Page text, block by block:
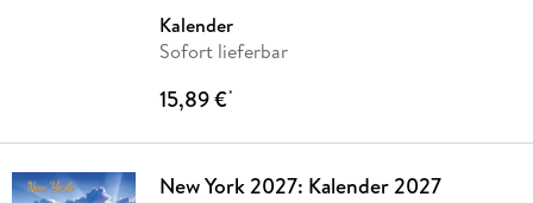
Kalender
Sofort lieferbar
15,89 €*
New York 2027: Kalender 2027